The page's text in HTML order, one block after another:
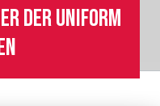
der Uniform